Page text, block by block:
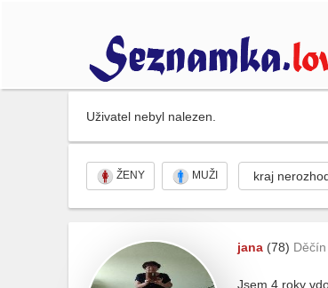
Uživatel nebyl nalezen.
ŽENY MUŽI
jana (78) Děčín
Jsem 4 roky